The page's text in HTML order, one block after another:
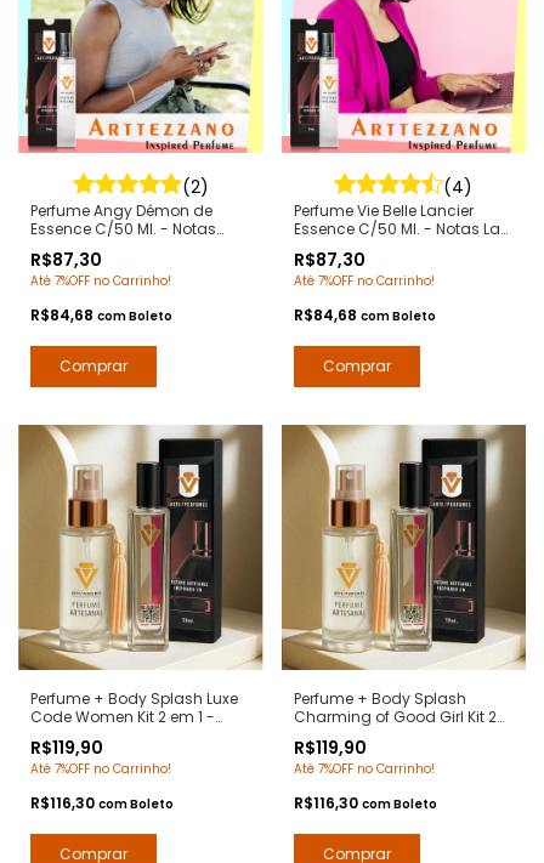
(2)
Perfume Angy Démon de
Essence C/50 Ml. - Notas
Contratipos Premium - Arte 1
Perfumes
R$87,30
Até 7%OFF no Carrinho!
R$84,68 comBoleto
(4)
Perfume Vie Belle Lancier
Essence C/50 Ml. - Notas La
Contratipos Premium - Arte 1
Perfumes
R$87,30
Até 7%OFF no Carrinho!
R$84,68 comBoleto
Perfume + Body Splash Luxe
Code Women Kit 2 em 1 -
- Arte 1 Perfumes
R$119,90
Até 7%OFF no Carrinho!
R$116,30 comBoleto
Perfume + Body Splash
Charming of Good Girl Kit 2
Carolina Herrera- Arte 1
Perfumes
R$119,90
Até 7%OFF no Carrinho!
R$116,30 comBoleto